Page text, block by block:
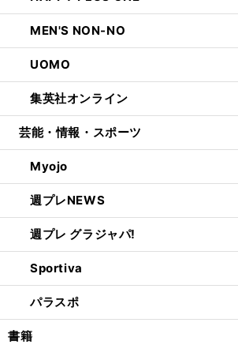
MEN'S NON-NO
UOMO
集英社オンライン
芸能・情報・スポーツ
Myojo
週プレNEWS
週プレ グラジャパ!
Sportiva
パラスポ
書籍